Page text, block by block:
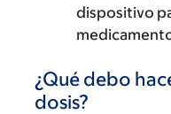
dispositivo
¿Qué debo
dosis?